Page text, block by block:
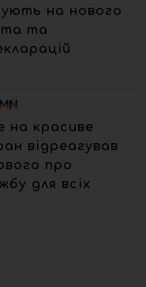
на нового
та
на красиве
відреагував
про
для всіх